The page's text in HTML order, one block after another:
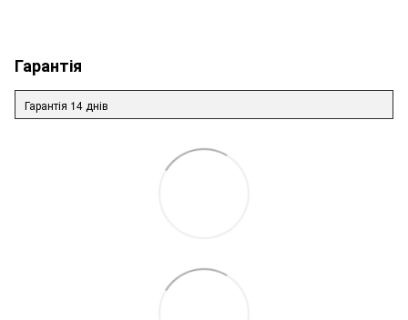
Гарантія
Гарантія 14 днів